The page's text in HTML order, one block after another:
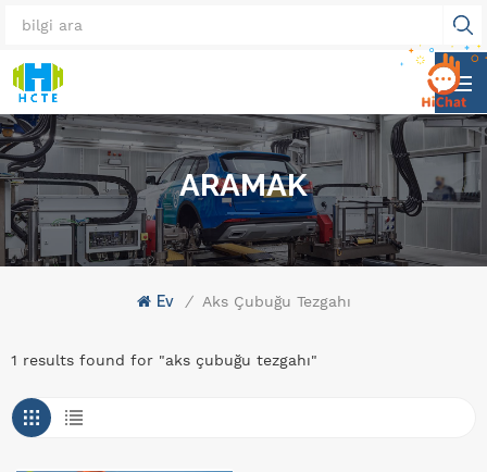
ARAMAK
Ev / Aks Çubuğu Tezgahı
1 results found for "aks çubuğu tezgahı"